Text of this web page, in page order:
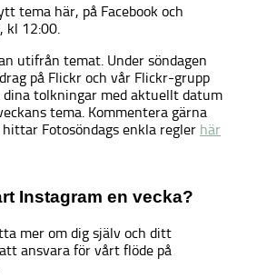
tema här, på Facebook och
kl 12:00.
utifrån temat. Under söndagen
på Flickr och vår Flickr-grupp
dina tolkningar med aktuellt datum
tema. Kommentera gärna
Fotosöndags enkla regler här
Instagram en vecka?
mer om dig själv och ditt
ansvara för vårt flöde på